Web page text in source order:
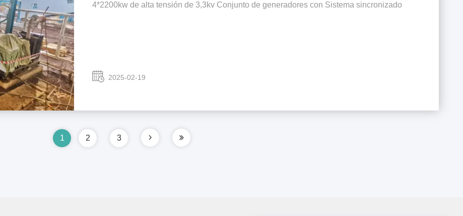
4*2200kw de alta tensión de 3,3kv Conjunto de generadores con Sistema sincronizado
2025-02-19
1 2 3